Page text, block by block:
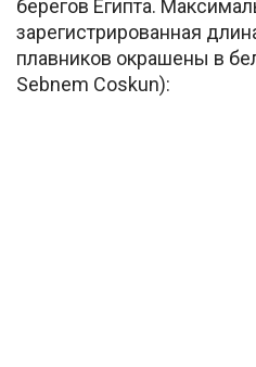
берегов Египта.
зарегистрированная
плавников окрашены в
Sebnem Coskun):